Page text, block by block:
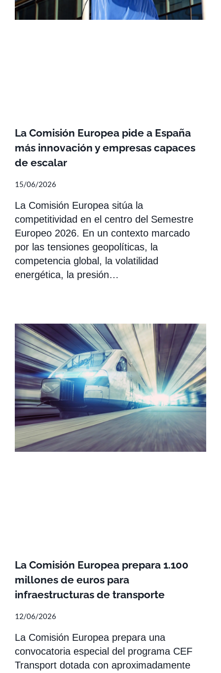
La Comisión Europea pide a España
más innovación y empresas capaces
de escalar
15/06/2026
La Comisión Europea sitúa la
competitividad en el centro del Semestre
Europeo 2026. En un contexto marcado
por las tensiones geopolíticas, la
competencia global, la volatilidad
energética, la presión…
La Comisión Europea prepara 1.100
millones de euros para
infraestructuras de transporte
12/06/2026
La Comisión Europea prepara una
convocatoria especial del programa CEF
Transport dotada con aproximadamente